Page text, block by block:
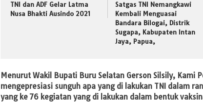
TNI dan ADF Gelar Latma
Nusa Bhakti Ausindo 2021
Satgas TNI Nemangkawi
Kembali Menguasai
Bandara Bilogai, Distrik
Sugapa, Kabupaten Intan
Jaya, Papua,
Menurut Wakil Bupati Buru Selatan Gerson Silsily, Kami
mengepresiasi sunguh apa yang di lakukan TNI dalam
yang ke 76 kegiatan yang di lakukan dalam bentuk